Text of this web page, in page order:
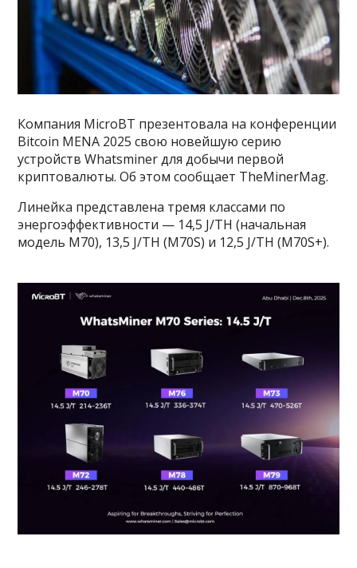
Компания MicroBT презентовала на конференции
Bitcoin MENA 2025 свою новейшую серию
устройств Whatsminer для добычи первой
криптовалюты. Об этом сообщает TheMinerMag.
Линейка представлена тремя классами по
энергоэффективности — 14,5 J/TH (начальная
модель M70), 13,5 J/TH (M70S) и 12,5 J/TH (M70S+).